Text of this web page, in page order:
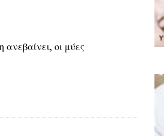
ανεβαίνει, οι μύες